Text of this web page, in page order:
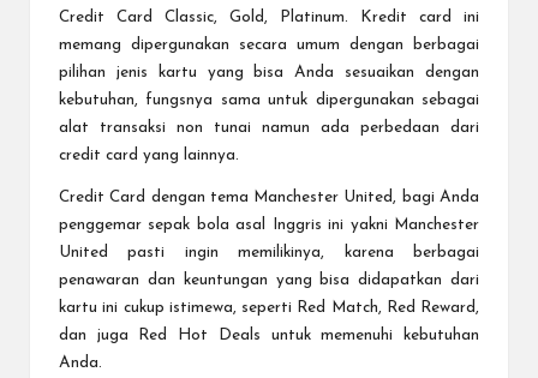
Credit Card Classic, Gold, Platinum. Kredit card ini
memang dipergunakan secara umum dengan berbagai
pilihan jenis kartu yang bisa Anda sesuaikan dengan
kebutuhan, fungsnya sama untuk dipergunakan sebagai
alat transaksi non tunai namun ada perbedaan dari
credit card yang lainnya.
Credit Card dengan tema Manchester United, bagi Anda
penggemar sepak bola asal Inggris ini yakni Manchester
United pasti ingin memilikinya, karena berbagai
penawaran dan keuntungan yang bisa didapatkan dari
kartu ini cukup istimewa, seperti Red Match, Red Reward,
dan juga Red Hot Deals untuk memenuhi kebutuhan
Anda.